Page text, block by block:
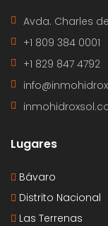
Avda. Charles
+1 809 384 0001
+1 829 847 4792
Lugares
Bávaro
Distrito Nacional
Las Terrenas